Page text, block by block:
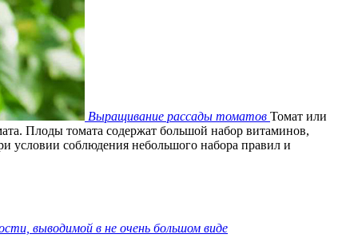
Выращивание рассады томатов Томат или
Плоды томата содержат большой набор витаминов,
условии соблюдения небольшого набора правил и
выводимой в не очень большом виде